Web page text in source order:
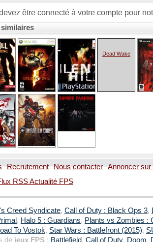
être connecté à votre compte pour
Dead Wake
Recrutement Nous contacter Annoncer sur
Creed Syndicate, Call of Duty : Black Ops 3,
, Halo 5 : Guardians, Plants vs Zombies :
To Vostok, Star Wars : Battlefront (2015),
de jeux FPS : Battlefield, Call of Duty, Doom,